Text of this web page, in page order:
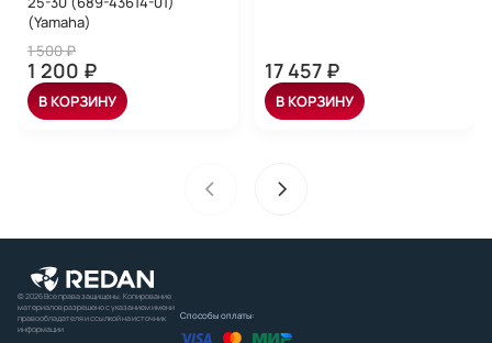
(Yamaha)
1 500 ₽
1 200 ₽
В КОРЗИНУ
17 457 ₽
В КОРЗИНУ
© 2026 Все права защищены. Копирование
материалов разрешено с указанием имени
правообладателя и ссылкой на источник
информации
Способы оплаты: